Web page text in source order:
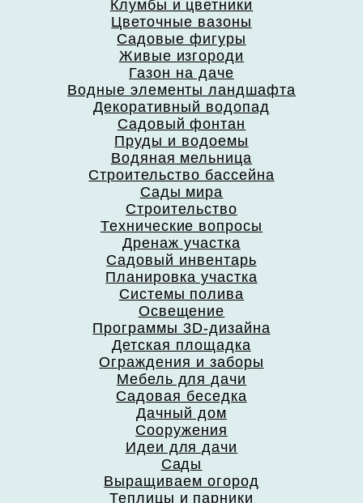
Клумбы и цветники
Цветочные вазоны
Садовые фигуры
Живые изгороди
Газон на даче
Водные элементы ландшафта
Декоративный водопад
Садовый фонтан
Пруды и водоемы
Водяная мельница
Строительство бассейна
Сады мира
Строительство
Технические вопросы
Дренаж участка
Садовый инвентарь
Планировка участка
Системы полива
Освещение
Программы 3D-дизайна
Детская площадка
Ограждения и заборы
Мебель для дачи
Садовая беседка
Дачный дом
Сооружения
Идеи для дачи
Сады
Выращиваем огород
Теплицы и парники